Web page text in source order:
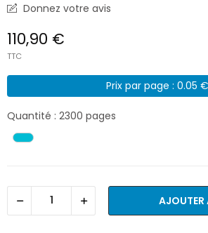
Donnez votre avis
110,90 €
TTC
Prix par page : 0.05 €
Quantité : 2300 pages
AJOUTER